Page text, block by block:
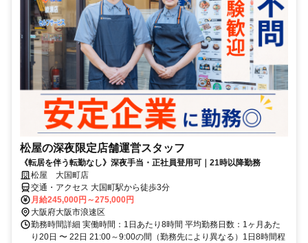
松屋の深夜限定店舗運営スタッフ
《転居を伴う転勤なし》深夜手当・正社員登用可｜21時以降勤務
松屋 大国町店
交通・アクセス 大国町駅から徒歩3分
月給245,000円～275,000円
大阪府大阪市浪速区
勤務時間詳細 実働時間：1日あたり8時間 平均勤務日数：1ヶ月あた
り20日 〜 22日 21:00～9:00の間（勤務先により異なる）1日8時間程